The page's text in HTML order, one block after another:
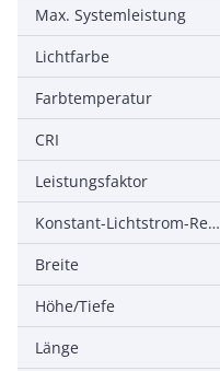
Max. Systemleistung
Lichtfarbe
Farbtemperatur
CRI
Leistungsfaktor
Konstant-Lichtstrom-Regelung
Breite
Höhe/Tiefe
Länge